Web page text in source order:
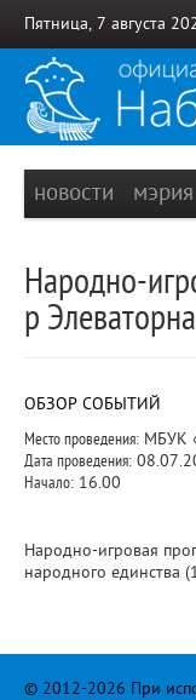
Пятница, 7 августа
новости мэрия
Народно-
р
ОБЗОР СОБЫТИЙ
Место проведения: МБУК
Дата проведения:
Начало: 16.00
Народно-игровая
народного единства
© 2012-2026 При